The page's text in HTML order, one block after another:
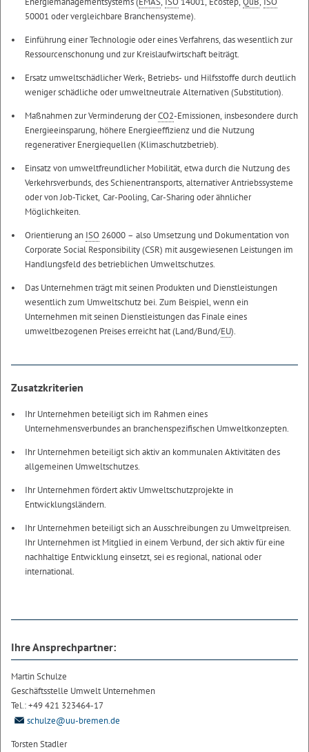
50001 oder vergleichbare Branchensysteme).
Einführung einer Technologie oder eines Verfahrens, das wesentlich zur
Ressourcenschonung und zur Kreislaufwirtschaft beiträgt.
Ersatz umweltschädlicher Werk-, Betriebs- und Hilfsstoffe durch deutlich
weniger schädliche oder umweltneutrale Alternativen (Substitution).
Maßnahmen zur Verminderung derCO2-Emissionen, insbesondere durch
Energieeinsparung, höhere Energieeffizienz und die Nutzung
regenerativer Energiequellen (Klimaschutzbetrieb).
Einsatz von umweltfreundlicher Mobilität, etwa durch die Nutzung des
Verkehrsverbunds, des Schienentransports, alternativer Antriebssysteme
oder von Job-Ticket, Car-Pooling,Car-Sharing oder ähnlicher
Möglichkeiten.
Orientierung an ISO 26000 – also Umsetzung und Dokumentation von
Corporate Social Responsibility(CSR) mit ausgewiesenen Leistungen im
Handlungsfeld des betrieblichen Umweltschutzes.
Das Unternehmen trägt mit seinen Produkten und Dienstleistungen
wesentlich zum Umweltschutz bei. Zum Beispiel, wenn ein
Unternehmen mit seinen Dienstleistungen das Finale eines
umweltbezogenen Preises erreicht hat (Land/Bund/EU).
Zusatzkriterien
Ihr Unternehmen beteiligt sich im Rahmen eines
Unternehmensverbundes an branchenspezifischen Umweltkonzepten.
Ihr Unternehmen beteiligt sich aktiv an kommunalen Aktivitäten des
allgemeinen Umweltschutzes.
Ihr Unternehmen fördert aktiv Umweltschutzprojekte in
Entwicklungsländern.
Ihr Unternehmen beteiligt sich an Ausschreibungen zu Umweltpreisen.
Ihr Unternehmen ist Mitglied in einem Verbund, der sich aktiv für eine
nachhaltige Entwicklung einsetzt, sei es regional, national oder
international.
Ihre Ansprechpartner:
Martin Schulze
Geschäftsstelle Umwelt Unternehmen
Tel.: +49 421 323464-17
schulze@uu-bremen.de
Torsten Stadler